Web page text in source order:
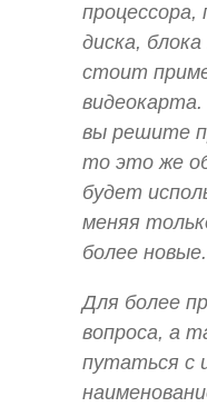
диска,
стоит
вы решите
то это же
будет
меняя
более новые.
Для более
вопроса, а
путаться с